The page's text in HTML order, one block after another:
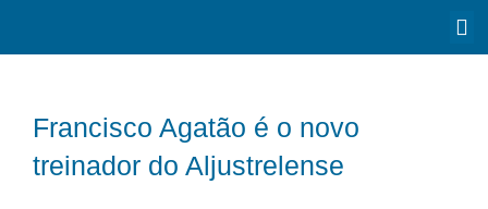
Francisco Agatão é o novo
treinador do Aljustrelense